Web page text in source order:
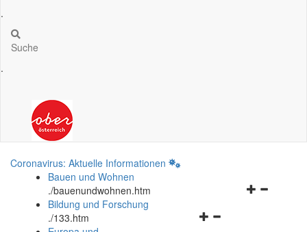
.
Suche
.
Coronavirus: Aktuelle Informationen
Bauen und Wohnen
./bauenundwohnen.htm
Navigationsmenü
Bildung und Forschung
./133.htm